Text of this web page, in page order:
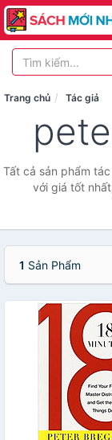
Trang chủ Tác giả
Tất cả sản phẩm
với giá tốt
1 Sản Phẩm